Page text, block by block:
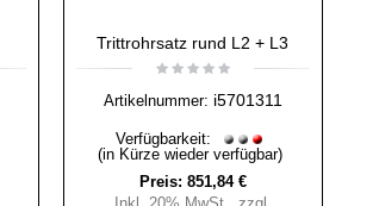
Trittrohrsatz rund L2 + L3
Artikelnummer: i5701311
Verfügbarkeit:
(in Kürze wieder verfügbar)
Preis: 851,84 €